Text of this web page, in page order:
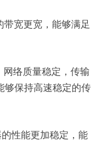
宽更宽，能够满足
络质量稳定，传输
够保持高速稳定的传
性能更加稳定，能